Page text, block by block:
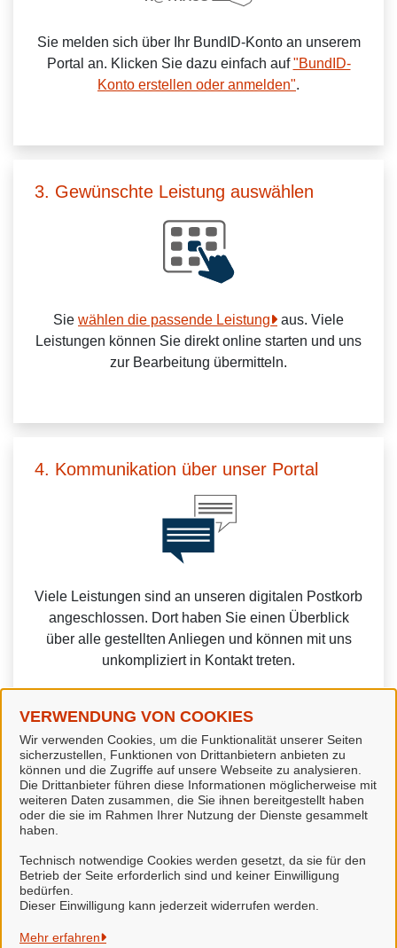
VERWENDUNG VON COOKIES
Wir verwenden Cookies, um die Funktionalität unserer Seiten
sicherzustellen, Funktionen von Drittanbietern anbieten zu
können und die Zugriffe auf unsere Webseite zu analysieren.
Die Drittanbieter führen diese Informationen möglicherweise mit
weiteren Daten zusammen, die Sie ihnen bereitgestellt haben
oder die sie im Rahmen Ihrer Nutzung der Dienste gesammelt
haben.
Technisch notwendige Cookies werden gesetzt, da sie für den
Betrieb der Seite erforderlich sind und keiner Einwilligung
bedürfen.
Dieser Einwilligung kann jederzeit widerrufen werden.
Mehr erfahren
Sie melden sich über Ihr BundID-Konto an unserem
Portal an. Klicken Sie dazu einfach auf"BundID-
Konto erstellen oder anmelden".
3. Gewünschte Leistung auswählen
Sie wählen die passende Leistung
aus. Viele
Leistungen können Sie direkt online starten und uns
zur Bearbeitung übermitteln.
4. Kommunikation über unser Portal
Viele Leistungen sind an unseren digitalen Postkorb
angeschlossen. Dort haben Sie einen Überblick
über alle gestellten Anliegen und können mit uns
unkompliziert in Kontakt treten.
Weitere Informationen zur BundID finden Sie auf der
FAQ-Seite des Bundes.
Stadt Seesen
Alle Rechte vorbehalten